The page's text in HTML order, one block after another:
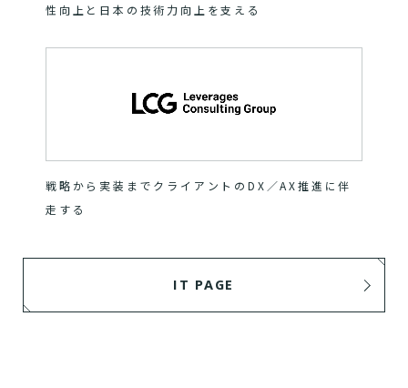
性向上と日本の技術力向上を支える
戦略から実装までクライアントのDX／AX推進に伴
走する
IT PAGE